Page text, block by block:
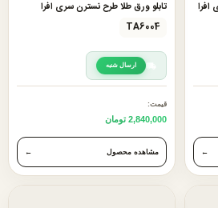
←
تابلو ورق طلا طرح نسترن سری افرا
TA6004
ارسال شنبه
قیمت:
2,840,000 تومان
مشاهده محصول ←